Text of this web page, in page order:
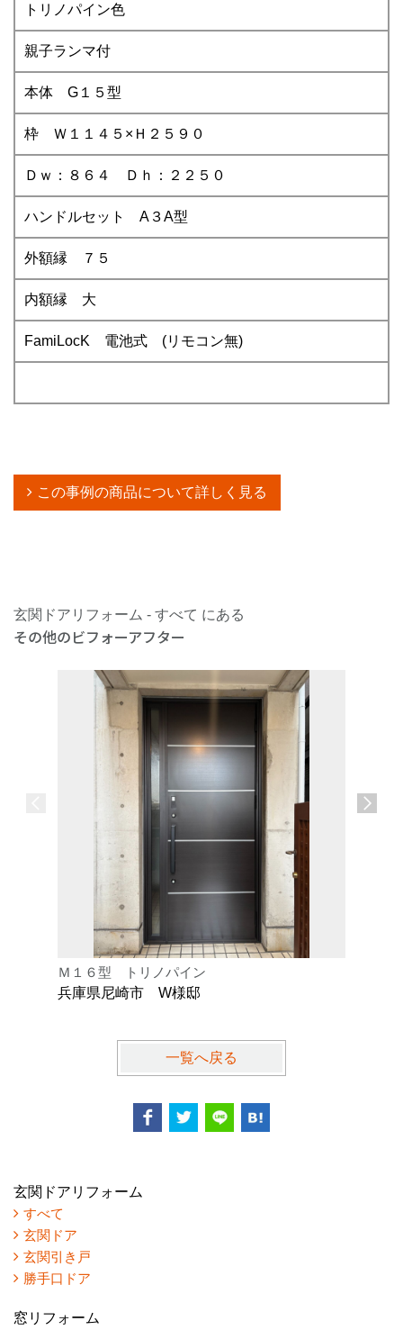
トリノパイン色
親子ランマ付
本体 G１５型
枠 Ｗ１１４５×Ｈ２５９０
Ｄｗ：８６４ Ｄｈ：２２５０
ハンドルセット A３A型
外額縁 ７５
内額縁 大
FamiLocK 電池式 (リモコン無)
この事例の商品について詳しく見る
玄関ドアリフォーム - すべて にある
その他のビフォーアフター
Ｍ１６型 トリノパイン
兵庫県尼崎市 W様邸
一覧へ戻る
玄関ドアリフォーム
すべて
玄関ドア
玄関引き戸
勝手口ドア
窓リフォーム